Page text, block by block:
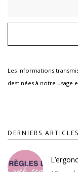
Les informations
destinées à notre usage
DERNIERS ARTICLES